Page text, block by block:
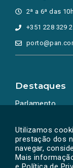
Utilizamos
prestação dos
navegar,
Mais
2ª a 6ª das
+351 228 329
Destaques
Parlamento